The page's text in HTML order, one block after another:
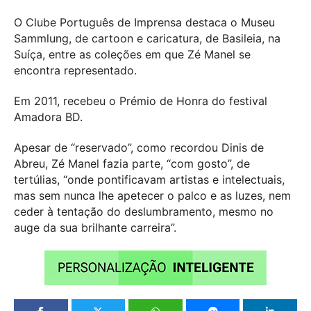
O Clube Português de Imprensa destaca o Museu
Sammlung, de cartoon e caricatura, de Basileia, na
Suíça, entre as coleções em que Zé Manel se
encontra representado.
Em 2011, recebeu o Prémio de Honra do festival
Amadora BD.
Apesar de “reservado”, como recordou Dinis de
Abreu, Zé Manel fazia parte, “com gosto”, de
tertúlias, “onde pontificavam artistas e intelectuais,
mas sem nunca lhe apetecer o palco e as luzes, nem
ceder à tentação do deslumbramento, mesmo no
auge da sua brilhante carreira”.